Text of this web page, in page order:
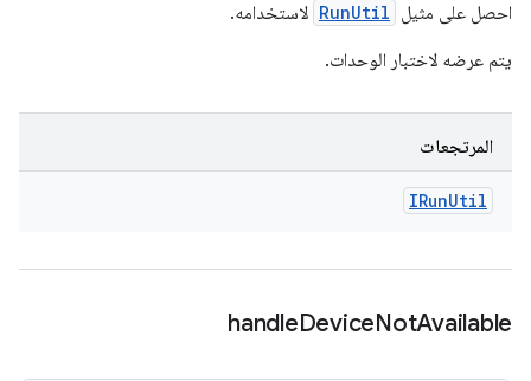
احصل على مثيل RunUtil لاستخدامه.
يتم عرضه لاختبار الوحدات.
المرتجعات
IRunUtil
handleDeviceNotAvailable